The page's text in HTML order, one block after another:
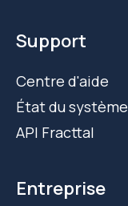
Support
Centre d'aide
État du système
API Fracttal
Entreprise